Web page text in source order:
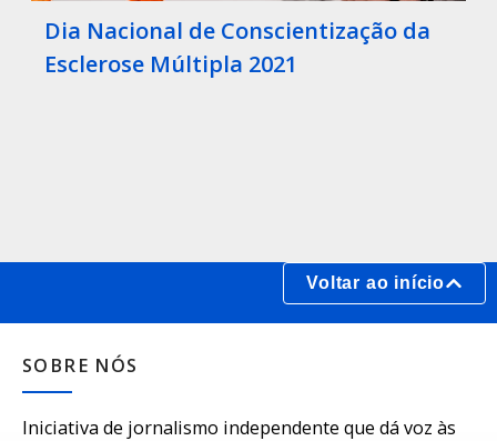
Dia Nacional de Conscientização da
Esclerose Múltipla 2021
Voltar ao início
SOBRE NÓS
Iniciativa de jornalismo independente que dá voz às